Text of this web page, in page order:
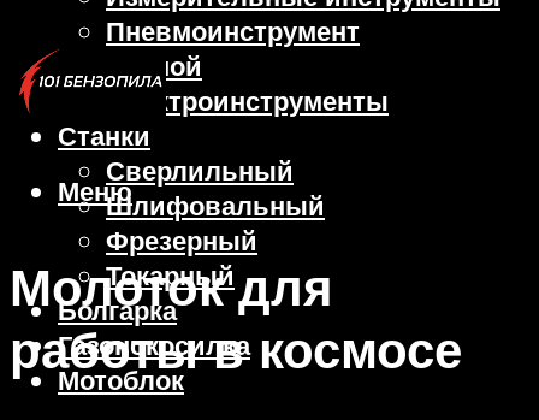
Пневмоинструмент
Ручной
Электроинструменты
Станки
Сверлильный
Шлифовальный
Фрезерный
Токарный
Болгарка
Газонокосилка
Мотоблок
Меню
Молоток для
работы в космосе